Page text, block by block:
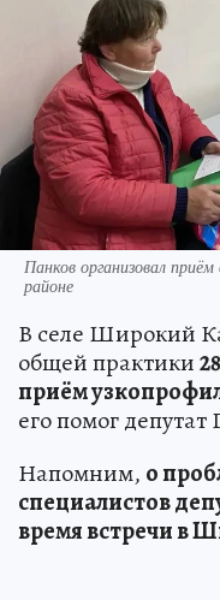
Панков организовал
районе
В селе Широкий
общей практики
приём
его помог
Напомним, о
специалистов
время встречи в